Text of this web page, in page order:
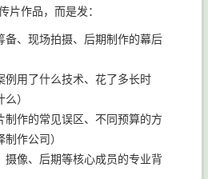
片作品，而是发：
备、现场拍摄、后期制作的幕后
例用了什么技术、花了多长时
）
制作的常见误区、不同预算的方
作公司）
摄像、后期等核心成员的专业背